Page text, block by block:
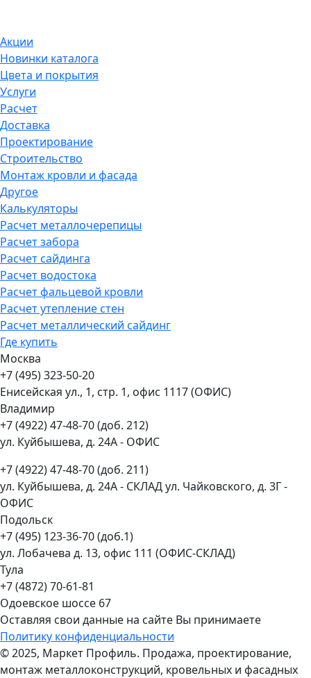
Акции
Новинки каталога
Цвета и покрытия
Услуги
Расчет
Доставка
Проектирование
Строительство
Монтаж кровли и фасада
Другое
Калькуляторы
Расчет металлочерепицы
Расчет забора
Расчет сайдинга
Расчет водостока
Расчет фальцевой кровли
Расчет утепление стен
Расчет металлический сайдинг
Где купить
Москва
+7 (495) 323-50-20
Енисейская ул., 1, стр. 1, офис 1117 (ОФИС)
Владимир
+7 (4922) 47-48-70 (доб. 212)
ул. Куйбышева, д. 24А - ОФИС
+7 (4922) 47-48-70 (доб. 211)
ул. Куйбышева, д. 24А - СКЛАД ул. Чайковского, д. 3Г -
ОФИС
Подольск
+7 (495) 123-36-70 (доб.1)
ул. Лобачева д. 13, офис 111 (ОФИС-СКЛАД)
Тула
+7 (4872) 70-61-81
Одоевское шоссе 67
Оставляя свои данные на сайте Вы принимаете
Политику конфиденциальности
© 2025, Маркет Профиль. Продажа, проектирование,
монтаж металлоконструкций, кровельных и фасадных